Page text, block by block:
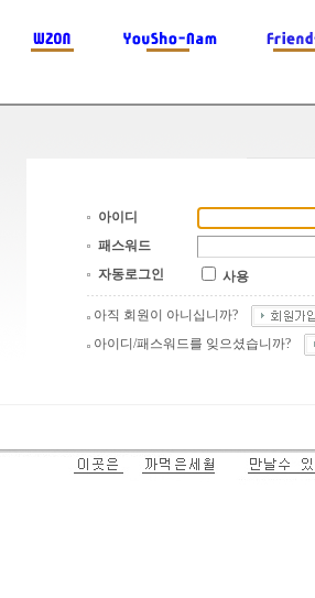
아이디
패스워드
자동로그인
사용
아직 회원이 아니십니까?
아이디/패스워드를 잊으셨습니까?